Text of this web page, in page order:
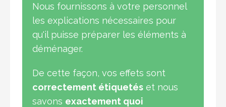
Nous fournissons à votre personnel
les explications nécessaires pour
qu'il puisse préparer les éléments à
déménager.
De cette façon, vos effets sont
correctement étiquetés et nous
savons exactement quoi